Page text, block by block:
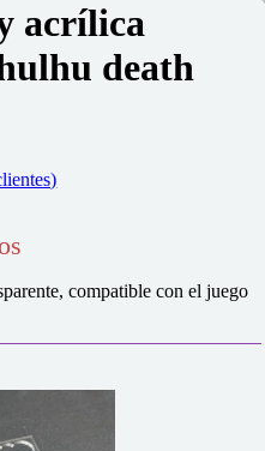
acrílica
death
compatible con el juego